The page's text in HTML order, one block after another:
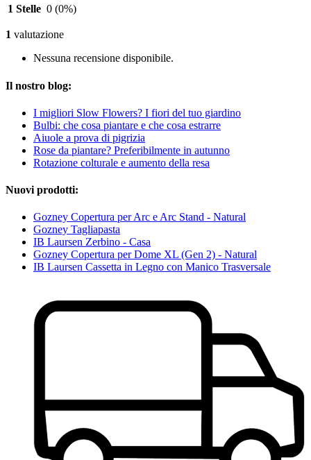
1 Stelle 0 (0%)
1 valutazione
Nessuna recensione disponibile.
Il nostro blog:
I migliori Slow Flowers? I fiori del tuo giardino
Bulbi: che cosa piantare e che cosa estrarre
Aiuole a prova di pigrizia
Rose da piantare? Preferibilmente in autunno
Rotazione colturale e aumento della resa
Nuovi prodotti:
Gozney Copertura per Arc e Arc Stand - Natural
Gozney Tagliapasta
IB Laursen Zerbino - Casa
Gozney Copertura per Dome XL (Gen 2) - Natural
IB Laursen Cassetta in Legno con Manico Trasversale